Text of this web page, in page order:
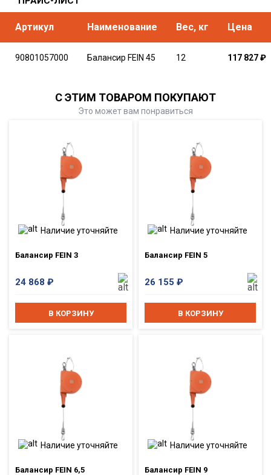
Артикул Наименование Вес, кг Цена
90801057000 Балансир FEIN 45 12 117 827₽
С ЭТИМ ТОВАРОМ ПОКУПАЮТ
Это может вам понравиться
Наличие уточняйте
Балансир FEIN 3
24 868 ₽
В КОРЗИНУ
Наличие уточняйте
Балансир FEIN 5
26 155 ₽
В КОРЗИНУ
Наличие уточняйте
Балансир FEIN 6,5
Наличие уточняйте
Балансир FEIN 9